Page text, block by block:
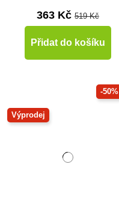
363 Kč 519 Kč
Přidat do košíku
-50%
Výprodej